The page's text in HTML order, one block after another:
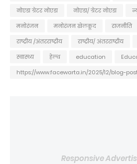
नोएडा ग्रेटर नोएडा
नोएडा/ ग्रेटर नोएडा
मनोरंजन
मनोरंजन खेलकूद राजनीति
राष्ट्रीय /अंतरराष्ट्रीय
राष्ट्रीय/ अंतरराष्ट्रीय
स्वास्थ्य
हेल्थ education
https://www.facewarta.in/2025/12/blog-
Responsive